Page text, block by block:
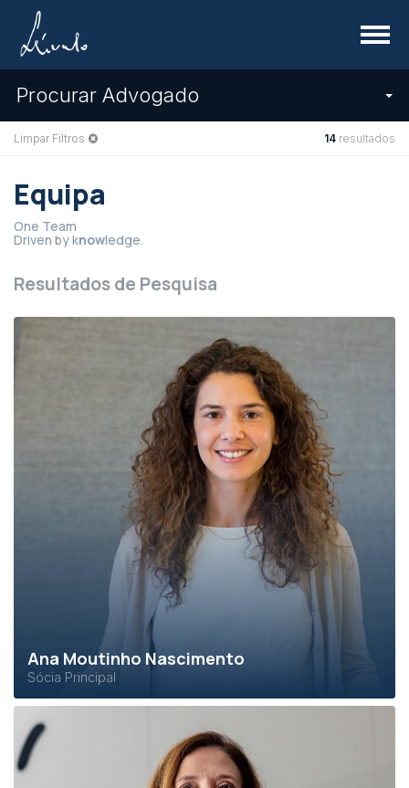
Menu
Procurar Advogado
Limpar Filtros 14 resultados
Equipa
One Team
Driven by knowledge.
Resultados de Pesquisa
Ana Moutinho Nascimento
Sócia Principal